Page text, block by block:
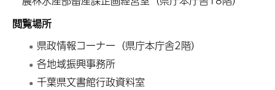
閲覧場所
県政情報コーナー（県庁本庁舎2階）
各地域振興事務所
千葉県文書館行政資料室